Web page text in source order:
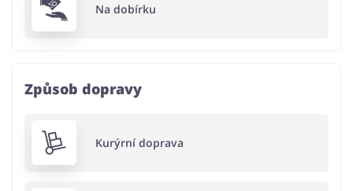
Na dobírku
Způsob dopravy
Kurýrní doprava